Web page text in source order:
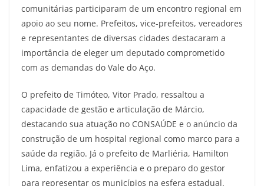
comunitárias participaram de um encontro regional em
apoio ao seu nome. Prefeitos, vice-prefeitos, vereadores
e representantes de diversas cidades destacaram a
importância de eleger um deputado comprometido
com as demandas do Vale do Aço.
O prefeito de Timóteo, Vitor Prado, ressaltou a
capacidade de gestão e articulação de Márcio,
destacando sua atuação no CONSAÚDE e o anúncio da
construção de um hospital regional como marco para a
saúde da região. Já o prefeito de Marliéria, Hamilton
Lima, enfatizou a experiência e o preparo do gestor
para representar os municípios na esfera estadual.